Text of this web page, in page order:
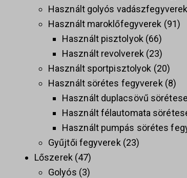
Használt golyós vadászfegyverek
Használt maroklőfegyverek 91
Használt pisztolyok 66
Használt revolverek 23
Használt sportpisztolyok 20
Használt sörétes fegyverek 8
Használt duplacsövű
Használt félautomata
Használt pumpás sörétes
Gyűjtői fegyverek 23
Lőszerek 47
Golyós 3